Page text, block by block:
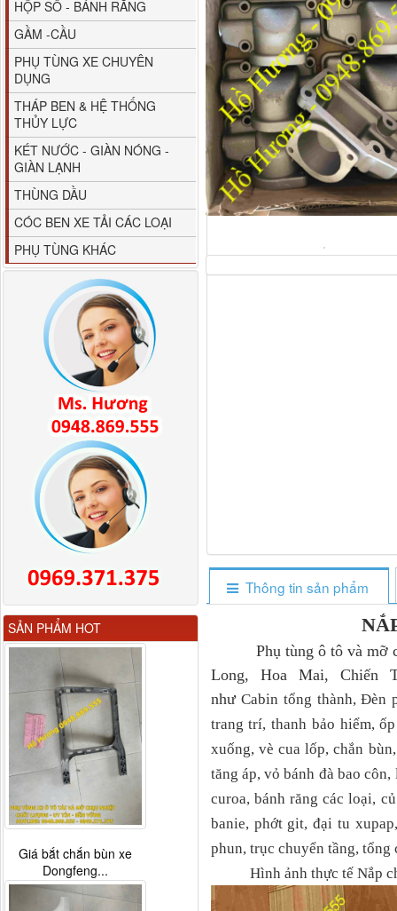
Thông tin sản phẩm
Phụ tùng ô tô và mỡ
Long, Hoa Mai, Chiến
nhưCabin tổng thành, Đèn
trang trí, thanh bảo hiểm,
xuống, vè cua lốp, chắn
tăng áp, vỏ bánh đà bao
curoa, bánh răng các loại,
banie, phớt git, đại tu
phun, trục chuyển tầng,
Hình ảnh thực tế Nắp
HỘP SỐ - BÁNH RĂNG
GẦM -CẦU
PHỤ TÙNG XE CHUYÊN
DỤNG
THÁP BEN & HỆ THỐNG
THỦY LỰC
KÉT NƯỚC - GIÀN NÓNG -
GIÀN LẠNH
THÙNG DẦU
CÓC BEN XE TẢI CÁC LOẠI
PHỤ TÙNG KHÁC
SẢN PHẨM HOT
80YHCB-60 Bơm xăng
dầu 60m3/h...
M4610162101A0 Tapbi
cửa Thaco...
Gương chiếu hậu FAW
JH6 có sấy...
Giá bắt chắn bùn xe
Dongfeng...